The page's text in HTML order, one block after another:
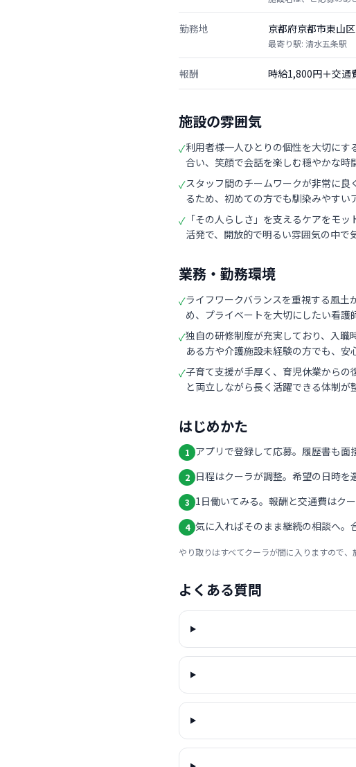
勤務地 京都府京都市東山区
最寄り駅: 清水五条駅
報酬 時給1,800円＋交通
施設の雰囲気
✓利用者様一人ひとりの個性を大切に
合い、笑顔で会話を楽しむ穏やかな時
✓スタッフ間のチームワークが非常に
るため、初めての方でも馴染みやすい
✓ 「その人らしさ」を支えるケアをモ
活発で、開放的で明るい雰囲気の中で
業務・勤務環境
✓ライフワークバランスを重視する風
め、プライベートを大切にしたい看護
✓独自の研修制度が充実しており、入職
ある方や介護施設未経験の方でも、安
✓子育て支援が手厚く、育児休業から
と両立しながら長く活躍できる体制が
はじめかた
1 アプリで登録して応募。履歴書も面
2 日程はクーラが調整。希望の日時を
3 1日働いてみる。報酬と交通費はク
4 気に入ればそのまま継続の相談へ。
やり取りはすべてクーラが間に入りますので、
よくある質問